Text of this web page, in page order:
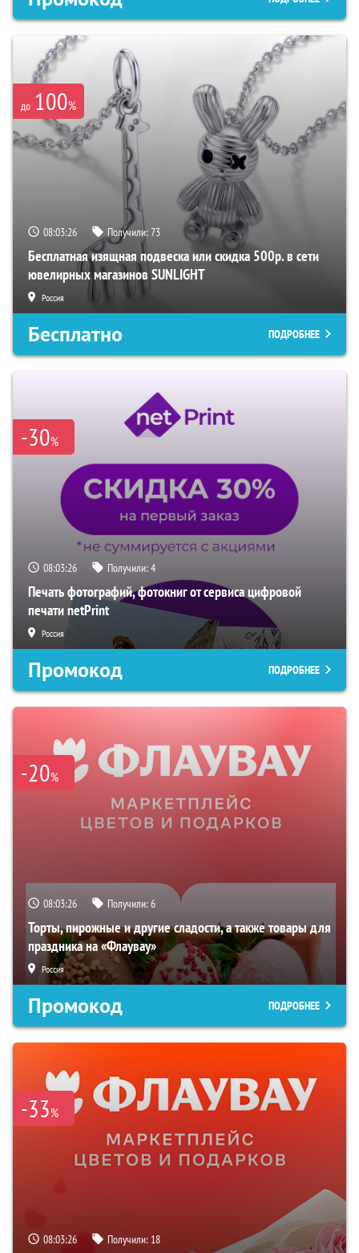
до 100%
08:03:25 Получили:73
Бесплатная изящная подвеска или скидка 500р. в сети
ювелирных магазинов SUNLIGHT
Россия
Бесплатно ПОДРОБНЕЕ
-30%
08:03:25 Получили:4
Печать фотографий, фотокниг от сервиса цифровой
печати netPrint
Россия
Промокод ПОДРОБНЕЕ
-20%
08:03:25 Получили:6
Торты, пирожные и другие сладости, а также товары для
праздника на «Флаувау»
Россия
Промокод ПОДРОБНЕЕ
-33%
08:03:25 Получили: 18